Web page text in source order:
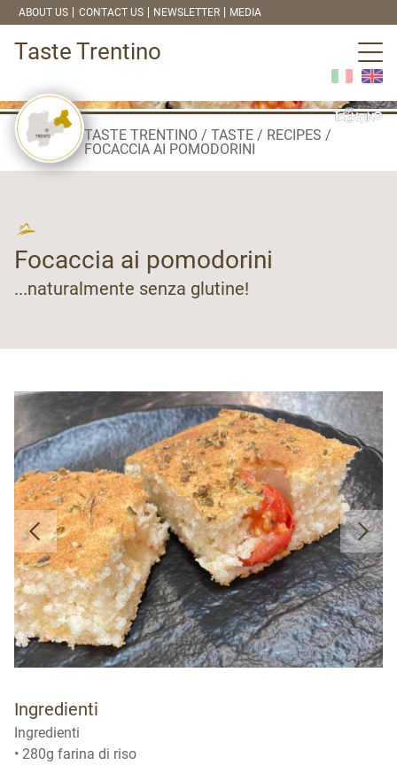
ABOUT US CONTACT US NEWSLETTER MEDIA
Taste Trentino
TASTE TRENTINO TASTE
RECIPES
FOCACCIA AI POMODORINI
Focaccia ai pomodorini
...naturalmente senza glutine!
Ingredienti
Ingredienti
• 280g farina di riso